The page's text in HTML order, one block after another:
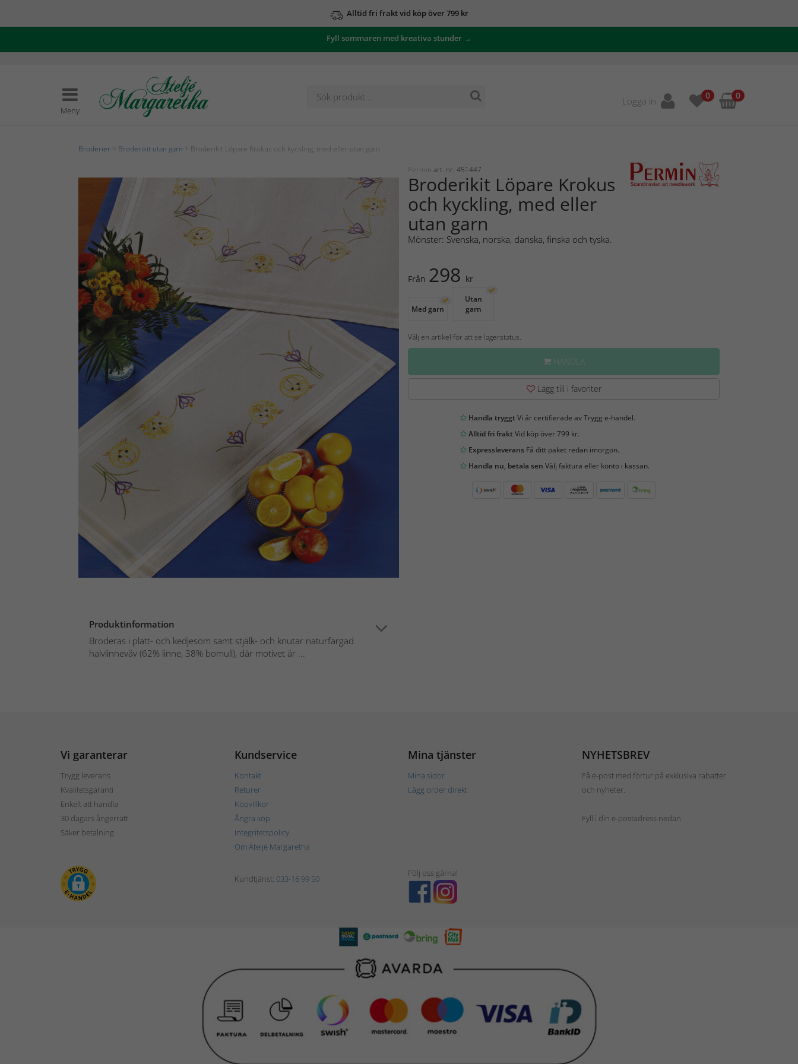
Alltid fri frakt vid köp över 799 kr
Fyll sommaren med kreativa stunder →
Meny
Logga in 0 0
Broderier Broderikit utan garn > Broderikit Löpare Krokus och kyckling, med eller utan garn
Produktinformation
Broderas i platt- och kedjesöm samt stjälk- och knutar naturfärgad
halvlinneväv (62% linne, 38% bomull), där motivet är ...
Permin art. nr: 451447
Broderikit Löpare Krokus
och kyckling, med eller
utan garn
Mönster: Svenska, norska, danska, finska och tyska.
Från 298 kr
Med garn
Utan
garn
Välj en artikel för att se lagerstatus.
HANDLA
Lägg till i favoriter
Handla tryggtVi är certifierade av Trygg e-handel.
Alltid fri fraktVid köp över 799 kr.
ExpressleveransFå ditt paket redan imorgon.
Handla nu, betala sen Välj faktura eller konto i kassan.
Vi garanterar
Trygg leverans
Kvalitetsgaranti
Enkelt att handla
30 dagars ångerrätt
Säker betalning
Kundservice
Kontakt
Returer
Köpvillkor
Ångra köp
Integritetspolicy
Om Ateljé Margaretha
Mina tjänster
Mina sidor
Lägg order direkt
NYHETSBREV
Få e-post med förtur på exklusiva rabatter
och nyheter.
Fyll i din e-postadress nedan.
Kundtjänst: 033-16 99 50
Följ oss gärna!